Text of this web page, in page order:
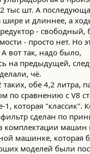
тыс шт. А
и длиннее, а
- свободный,
- просто нет. Но
вот так, надо было,
на предыдущей,
чё.
обе 4,2 литра,
по сравнению с V8
которая "классик".
сделан по
комплектации машин
машинке, которая
моделей были